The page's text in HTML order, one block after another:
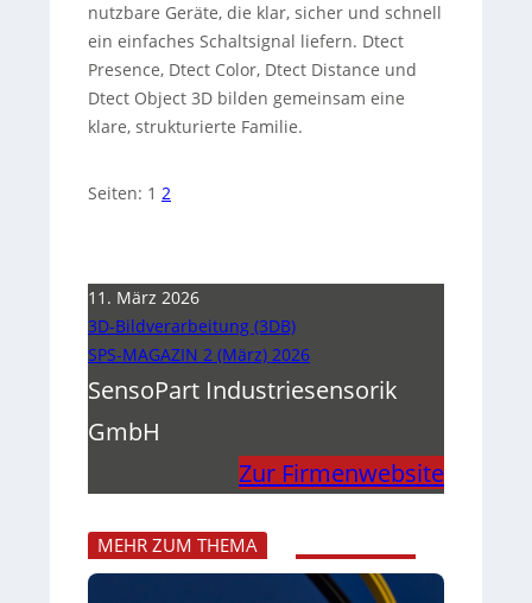
nutzbare Geräte, die klar, sicher und schnell
ein einfaches Schaltsignal liefern. Dtect
Presence, Dtect Color, Dtect Distance und
Dtect Object 3D bilden gemeinsam eine
klare, strukturierte Familie.
Seiten: 1 2
11. März 2026
3D-Bildverarbeitung (3DB)
SPS-MAGAZIN 2 (März) 2026
SensoPart Industriesensorik
GmbH
Zur Firmenwebsite
MEHR ZUM THEMA